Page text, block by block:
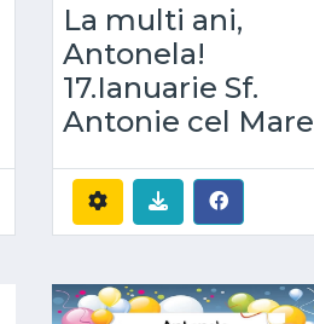
La multi ani,
Antonela!
17.Ianuarie Sf.
Antonie cel Mare